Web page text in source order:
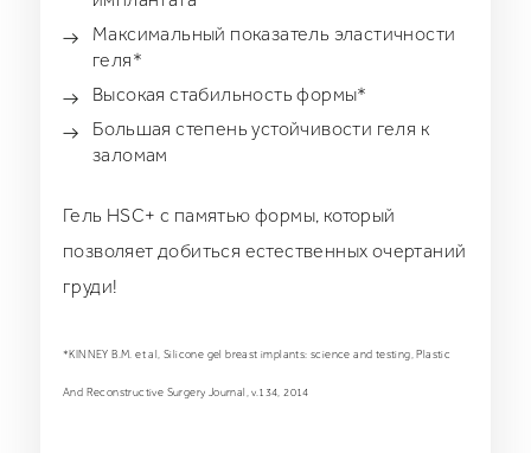
Максимальный показатель эластичности
геля*
Высокая стабильность формы*
Большая степень устойчивости геля к
заломам
Гель HSC+ с памятью формы, который
позволяет добиться естественных очертаний
груди!
*KINNEY B.M. et al, Silicone gel breast implants: science and testing, Plastic
And Reconstructive Surgery Journal, v.134, 2014